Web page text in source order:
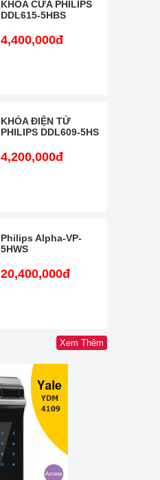
KHÓA CỬA PHILIPS
DDL615-5HBS
4,400,000đ
KHÓA ĐIỆN TỬ
PHILIPS DDL609-5HS
4,200,000đ
Philips Alpha-VP-
5HWS
20,400,000đ
Xem Thêm